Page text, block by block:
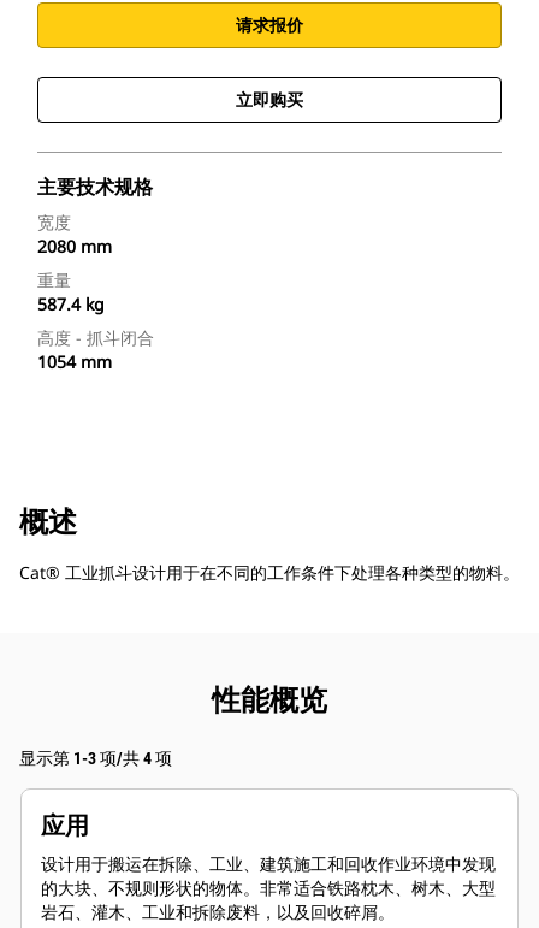
请求报价
立即购买
主要技术规格
宽度
2080 mm
重量
587.4 kg
高度 - 抓斗闭合
1054 mm
概述
Cat® 工业抓斗设计用于在不同的工作条件下处理各种类型的物料。
性能概览
显示第 1-3 项/共 4 项
应用
设计用于搬运在拆除、工业、建筑施工和回收作业环境中发现
的大块、不规则形状的物体。非常适合铁路枕木、树木、大型
岩石、灌木、工业和拆除废料，以及回收碎屑。